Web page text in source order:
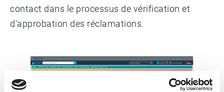
contact dans le processus de vérification et
d'approbation des réclamations.